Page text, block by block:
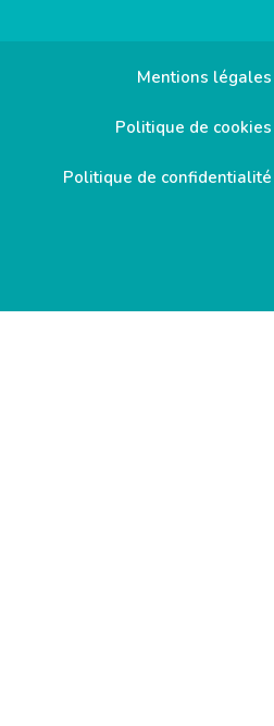
Mentions légales
Politique de cookies
Politique de confidentialité